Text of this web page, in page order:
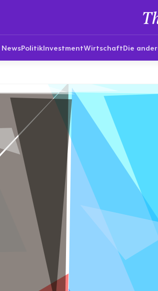
NewsPolitikInvestmentWirtschaftDie